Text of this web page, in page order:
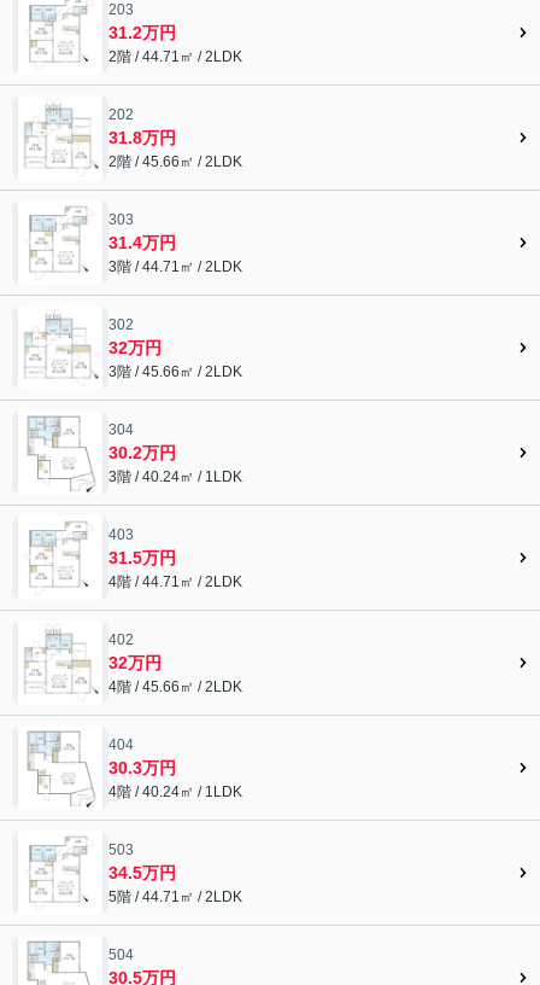
203
31.2万円
2階 / 44.71㎡ / 2LDK
202
31.8万円
2階 / 45.66㎡ / 2LDK
303
31.4万円
3階 / 44.71㎡ / 2LDK
302
32万円
3階 / 45.66㎡ / 2LDK
304
30.2万円
3階 / 40.24㎡ / 1LDK
403
31.5万円
4階 / 44.71㎡ / 2LDK
402
32万円
4階 / 45.66㎡ / 2LDK
404
30.3万円
4階 / 40.24㎡ / 1LDK
503
34.5万円
5階 / 44.71㎡ / 2LDK
504
30.5万円